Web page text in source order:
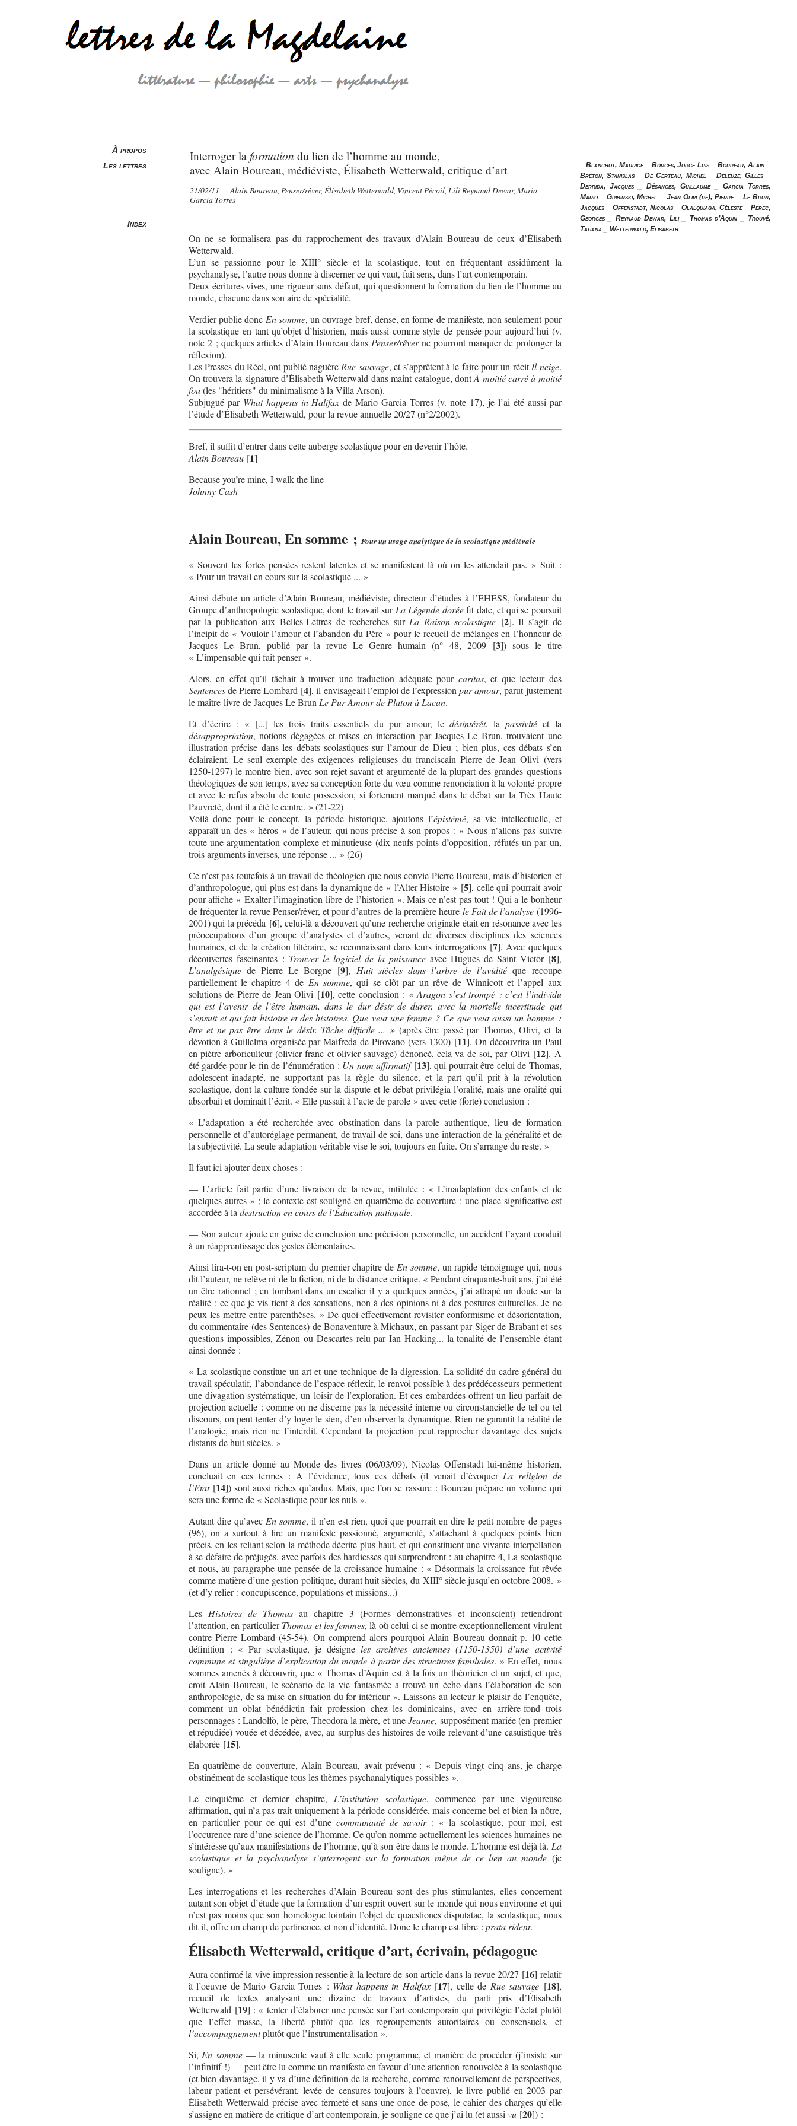
À propos
Les lettres
Index
Interroger la formation du lien de l’homme au monde,
avec Alain Boureau, médiéviste, Élisabeth Wetterwald, critique d’art
21/02/11 — Alain Boureau, Penser/rêver, Élisabeth Wetterwald, Vincent Pécoil, Lili Reynaud Dewar, Mario
Garcia Torres
On ne se formalisera pas du rapprochement des travaux d’Alain Boureau de ceux d’Élisabeth
Wetterwald.
L’un se passionne pour le XIII° siècle et la scolastique, tout en fréquentant assidûment la
psychanalyse, l’autre nous donne à discerner ce qui vaut, fait sens, dans l’art contemporain.
Deux écritures vives, une rigueur sans défaut, qui questionnent la formation du lien de l’homme au
monde, chacune dans son aire de spécialité.
Verdier publie donc En somme, un ouvrage bref, dense, en forme de manifeste, non seulement pour
la scolastique en tant qu’objet d’historien, mais aussi comme style de pensée pour aujourd’hui (v.
note 2 ; quelques articles d’Alain Boureau dans Penser/rêverne pourront manquer de prolonger la
réflexion).
Les Presses du Réel, ont publié naguère Rue sauvage, et s’apprêtent à le faire pour un récitIl neige.
On trouvera la signature d’Élisabeth Wetterwald dans maint catalogue, dontA moitié carré à moitié
fou(les "héritiers" du minimalisme à la Villa Arson).
Subjugué par What happens in Halifax de Mario Garcia Torres (v. note 17), je l’ai été aussi par
l’étude d’Élisabeth Wetterwald, pour la revue annuelle 20/27 (n°2/2002).
Bref, il suffit d’entrer dans cette auberge scolastique pour en devenir l’hôte.
Alain Boureau[1]
Because you’re mine, I walk the line
Johnny Cash
Alain Boureau, En somme ;Pour un usage analytique de la scolastique médiévale
« Souvent les fortes pensées restent latentes et se manifestent là où on les attendait pas. » Suit :
« Pour un travail en cours sur la scolastique ... »
Ainsi débute un article d’Alain Boureau, médiéviste, directeur d’études à l’EHESS, fondateur du
Groupe d’anthropologie scolastique, dont le travail sur La Légende doréefit date, et qui se poursuit
par la publication aux Belles-Lettres de recherches sur La Raison scolastique [2]. Il s’agit de
l’incipit de « Vouloir l’amour et l’abandon du Père » pour le recueil de mélanges en l’honneur de
Jacques Le Brun, publié par la revue Le Genre humain (n° 48, 2009[3]) sous le titre
« L’impensable qui fait penser ».
Alors, en effet qu’il tâchait à trouver une traduction adéquate pour caritas, et que lecteur des
Sentencesde Pierre Lombard [4], il envisageait l’emploi de l’expressionpur amour, parut justement
le maître-livre de Jacques Le Brun Le Pur Amour de Platon à Lacan.
Et d’écrire : « [...] les trois traits essentiels du pur amour, ledésintérêt, lapassivité et la
désappropriation, notions dégagées et mises en interaction par Jacques Le Brun, trouvaient une
illustration précise dans les débats scolastiques sur l’amour de Dieu ; bien plus, ces débats s’en
éclairaient. Le seul exemple des exigences religieuses du franciscain Pierre de Jean Olivi (vers
1250-1297) le montre bien, avec son rejet savant et argumenté de la plupart des grandes questions
théologiques de son temps, avec sa conception forte du vœu comme renonciation à la volonté propre
et avec le refus absolu de toute possession, si fortement marqué dans le débat sur la Très Haute
Pauvreté, dont il a été le centre. » (21-22)
Voilà donc pour le concept, la période historique, ajoutons l’épistémè, sa vie intellectuelle, et
apparaît un des « héros » de l’auteur, qui nous précise à son propos : « Nous n’allons pas suivre
toute une argumentation complexe et minutieuse (dix neufs points d’opposition, réfutés un par un,
trois arguments inverses, une réponse ... » (26)
Ce n’est pas toutefois à un travail de théologien que nous convie Pierre Boureau, mais d’historien et
d’anthropologue, qui plus est dans la dynamique de « l’Alter-Histoire » [5], celle qui pourrait avoir
pour affiche « Exalter l’imagination libre de l’historien ». Mais ce n’est pas tout ! Qui a le bonheur
de fréquenter la revue Penser/rêver, et pour d’autres de la première heure le Fait de l’analyse (1996-
2001) qui la précéda [6], celui-là a découvert qu’une recherche originale était en résonance avec les
préoccupations d’un groupe d’analystes et d’autres, venant de diverses disciplines des sciences
humaines, et de la création littéraire, se reconnaissant dans leurs interrogations[7]. Avec quelques
découvertes fascinantes : Trouver le logiciel de la puissanceavec Hugues de Saint Victor[8],
L’analgésiquede Pierre Le Borgne [9], Huit siècles dans l’arbre de l’avidité que recoupe
partiellement le chapitre 4 de En somme, qui se clôt par un rêve de Winnicott et l’appel aux
solutions de Pierre de Jean Olivi [10], cette conclusion : « Aragon s’est trompé : c’est l’individu
qui est l’avenir de l’être humain, dans le dur désir de durer, avec la mortelle incertitude qui
s’ensuit et qui fait histoire et des histoires. Que veut une femme ? Ce que veut aussi un homme :
être et ne pas être dans le désir. Tâche difficile ... » (après être passé par Thomas, Olivi, et la
dévotion à Guillelma organisée par Maifreda de Pirovano (vers 1300) [11]. On découvrira un Paul
en piètre arboriculteur (olivier franc et olivier sauvage) dénoncé, cela va de soi, par Olivi [12]. A
été gardée pour le fin de l’énumération : Un nom affirmatif[13], qui pourrait être celui de Thomas,
adolescent inadapté, ne supportant pas la règle du silence, et la part qu’il prit à la révolution
scolastique, dont la culture fondée sur la dispute et le débat privilégia l’oralité, mais une oralité qui
absorbait et dominait l’écrit. « Elle passait à l’acte de parole » avec cette (forte) conclusion :
« L’adaptation a été recherchée avec obstination dans la parole authentique, lieu de formation
personnelle et d’autoréglage permanent, de travail de soi, dans une interaction de la généralité et de
la subjectivité. La seule adaptation véritable vise le soi, toujours en fuite. On s’arrange du reste. »
Il faut ici ajouter deux choses :
— L’article fait partie d’une livraison de la revue, intitulée : « L’inadaptation des enfants et de
quelques autres » ; le contexte est souligné en quatrième de couverture : une place significative est
accordée à la destruction en cours de l’Éducation nationale.
— Son auteur ajoute en guise de conclusion une précision personnelle, un accident l’ayant conduit
à un réapprentissage des gestes élémentaires.
Ainsi lira-t-on en post-scriptum du premier chapitre de En somme, un rapide témoignage qui, nous
dit l’auteur, ne relève ni de la fiction, ni de la distance critique. « Pendant cinquante-huit ans, j’ai été
un être rationnel ; en tombant dans un escalier il y a quelques années, j’ai attrapé un doute sur la
réalité : ce que je vis tient à des sensations, non à des opinions ni à des postures culturelles. Je ne
peux les mettre entre parenthèses. » De quoi effectivement revisiter conformisme et désorientation,
du commentaire (des Sentences) de Bonaventure à Michaux, en passant par Siger de Brabant et ses
questions impossibles, Zénon ou Descartes relu par Ian Hacking... la tonalité de l’ensemble étant
ainsi donnée :
« La scolastique constitue un art et une technique de la digression. La solidité du cadre général du
travail spéculatif, l’abondance de l’espace réflexif, le renvoi possible à des prédécesseurs permettent
une divagation systématique, un loisir de l’exploration. Et ces embardées offrent un lieu parfait de
projection actuelle : comme on ne discerne pas la nécessité interne ou circonstancielle de tel ou tel
discours, on peut tenter d’y loger le sien, d’en observer la dynamique. Rien ne garantit la réalité de
l’analogie, mais rien ne l’interdit. Cependant la projection peut rapprocher davantage des sujets
distants de huit siècles. »
Dans un article donné au Monde des livres (06/03/09), Nicolas Offenstadt lui-même historien,
concluait en ces termes : A l’évidence, tous ces débats (il venait d’évoquer La religion de
l’Etat[14]) sont aussi riches qu’ardus. Mais, que l’on se rassure : Boureau prépare un volume qui
sera une forme de « Scolastique pour les nuls ».
Autant dire qu’avec En somme, il n’en est rien, quoi que pourrait en dire le petit nombre de pages
(96), on a surtout à lire un manifeste passionné, argumenté, s’attachant à quelques points bien
précis, en les reliant selon la méthode décrite plus haut, et qui constituent une vivante interpellation
à se défaire de préjugés, avec parfois des hardiesses qui surprendront : au chapitre 4, La scolastique
et nous, au paragraphe une pensée de la croissance humaine : « Désormais la croissance fut rêvée
comme matière d’une gestion politique, durant huit siècles, du XIII° siècle jusqu’en octobre 2008. »
(et d’y relier : concupiscence, populations et missions...)
Les Histoires de Thomasau chapitre 3 (Formes démonstratives et inconscient) retiendront
l’attention, en particulierThomas et les femmes, là où celui-ci se montre exceptionnellement virulent
contre Pierre Lombard (45-54). On comprend alors pourquoi Alain Boureau donnait p. 10 cette
définition : « Par scolastique, je désigneles archives anciennes (1150-1350) d’une activité
commune et singulière d’explication du monde à partir des structures familiales. » En effet, nous
sommes amenés à découvrir, que « Thomas d’Aquin est à la fois un théoricien et un sujet, et que,
croit Alain Boureau, le scénario de la vie fantasmée a trouvé un écho dans l’élaboration de son
anthropologie, de sa mise en situation du for intérieur ». Laissons au lecteur le plaisir de l’enquête,
comment un oblat bénédictin fait profession chez les dominicains, avec en arrière-fond trois
personnages : Landolfo, le père, Theodora la mère, et uneJeanne, supposément mariée (en premier
et répudiée) vouée et décédée, avec, au surplus des histoires de voile relevant d’une casuistique très
élaborée[15].
En quatrième de couverture, Alain Boureau, avait prévenu : « Depuis vingt cinq ans, je charge
obstinément de scolastique tous les thèmes psychanalytiques possibles ».
Le cinquième et dernier chapitre, L’institution scolastique, commence par une vigoureuse
affirmation, qui n’a pas trait uniquement à la période considérée, mais concerne bel et bien la nôtre,
en particulier pour ce qui est d’unecommunauté de savoir: « la scolastique, pour moi, est
l’occurence rare d’une science de l’homme. Ce qu’on nomme actuellement les sciences humaines ne
s’intéresse qu’aux manifestations de l’homme, qu’à son être dans le monde. L’homme est déjà là. La
scolastique et la psychanalyse s’interrogent sur la formation même de ce lien au monde (je
souligne). »
Les interrogations et les recherches d’Alain Boureau sont des plus stimulantes, elles concernent
autant son objet d’étude que la formation d’un esprit ouvert sur le monde qui nous environne et qui
n’est pas moins que son homologue lointain l’objet de quaestiones disputatae, la scolastique, nous
dit-il, offre un champ de pertinence, et non d’identité. Donc le champ est libre : prata rident.
Élisabeth Wetterwald, critique d’art, écrivain, pédagogue
Aura confirmé la vive impression ressentie à la lecture de son article dans la revue 20/27 [16] relatif
à l’oeuvre de Mario Garcia Torres : What happens in Halifax[17], celle de Rue sauvage [18],
recueil de textes analysant une dizaine de travaux d’artistes, du parti pris d’Élisabeth
Wetterwald [19] : « tenter d’élaborer une pensée sur l’art contemporain qui privilégie l’éclat plutôt
que l’effet masse, la liberté plutôt que les regroupements autoritaires ou consensuels, et
l’accompagnementplutôt que l’instrumentalisation ».
Si, En somme — la minuscule vaut à elle seule programme, et manière de procéder (j’insiste sur
l’infinitif !) — peut être lu comme un manifeste en faveur d’une attention renouvelée à la scolastique
(et bien davantage, il y va d’une définition de la recherche, comme renouvellement de perspectives,
labeur patient et persévérant, levée de censures toujours à l’oeuvre), le livre publié en 2003 par
Élisabeth Wetterwald précise avec fermeté et sans une once de pose, le cahier des charges qu’elle
s’assigne en matière de critique d’art contemporain, je souligne ce que j’ai lu (et aussi vu[20]) :
_Blanchot, Maurice_ Borges, Jorge Luis_Boureau, Alain_
Breton, Stanislas_De Certeau, Michel_ Deleuze, Gilles
Derrida, Jacques_ Désanges, Guillaume_Garcia Torres,
Mario_Gribinski, Michel Jean Olivi (de), Pierre_ Le Brun,
Jacques_Offenstadt, Nicolas_Olalquiaga, Céleste_Perec,
Georges_ Reynaud Dewar, Lili_ Thomas d’Aquin
Trouvé,
Tatiana_ Wetterwald, Elisabeth